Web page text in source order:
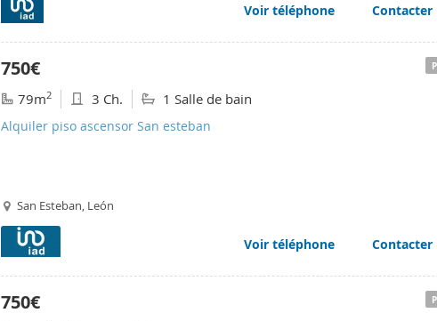
Voir téléphone Contacter
750€
79m2 3 Ch. 1 Salle de bain
Alquiler piso ascensor San esteban
San Esteban, León
Voir téléphone Contacter
750€